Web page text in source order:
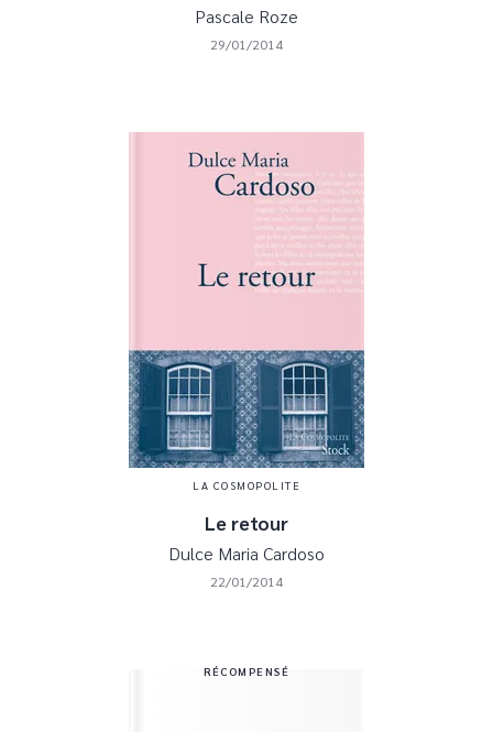
Pascale Roze
29/01/2014
LA COSMOPOLITE
Le retour
Dulce Maria Cardoso
22/01/2014
RÉCOMPENSÉ